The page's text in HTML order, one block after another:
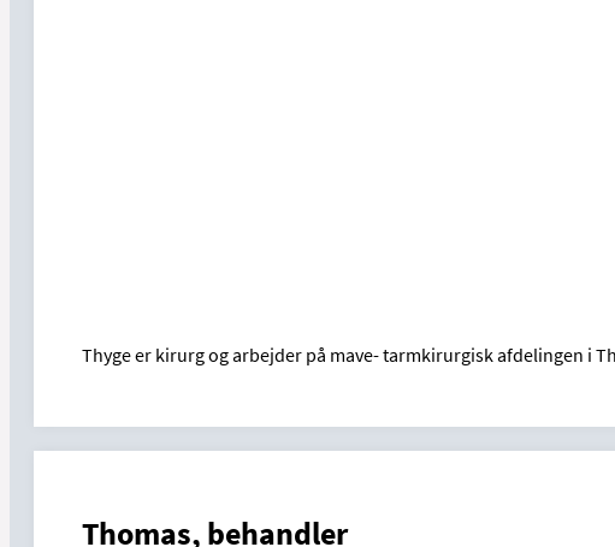
Thyge er kirurg og arbejder på mave- tarmkirurgisk afdelingen i
Thomas, behandler